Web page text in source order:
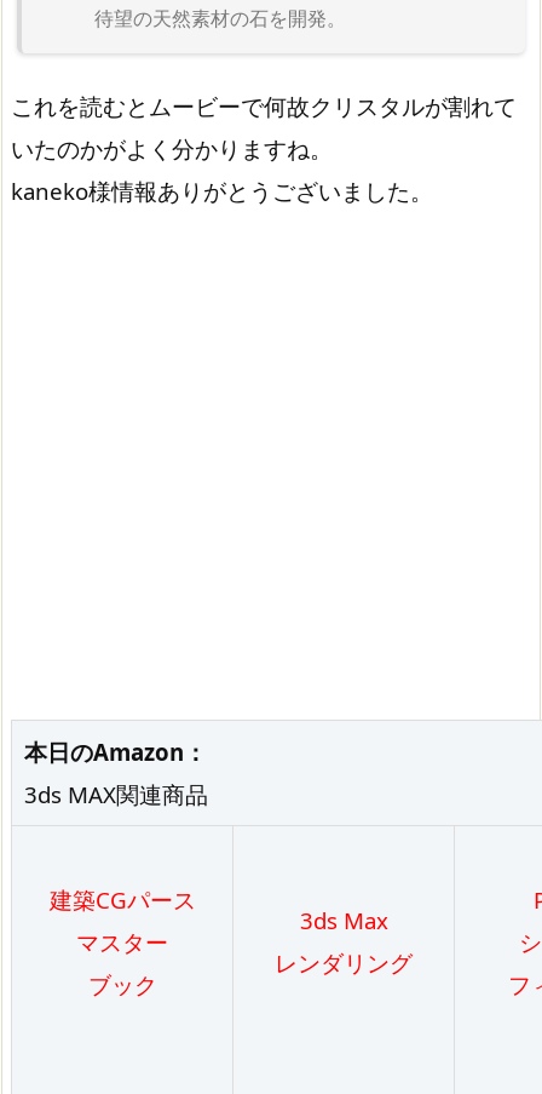
待望の天然素材の石を開発。
これを読むとムービーで何故クリスタルが割れて
いたのかがよく分かりますね。
kaneko様情報ありがとうございました。
本日のAmazon：
3ds MAX関連商品
建築CGパース
マスター
ブック
3ds Max
レンダリング
フ